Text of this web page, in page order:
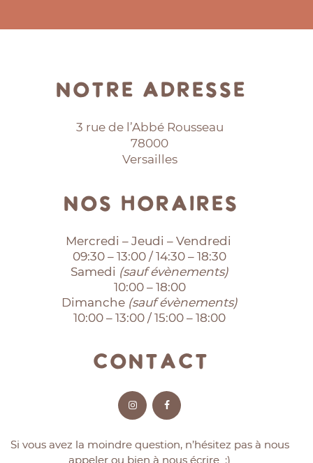
Notre adresse
3 rue de l’Abbé Rousseau
78000
Versailles
Nos horaires
Mercredi – Jeudi – Vendredi
09:30 – 13:00 / 14:30 – 18:30
Samedi (sauf évènements)
10:00 – 18:00
Dimanche (sauf évènements)
10:00 – 13:00 / 15:00 – 18:00
Contact
Si vous avez la moindre question, n’hésitez pas à nous
appeler ou bien à nous écrire :)